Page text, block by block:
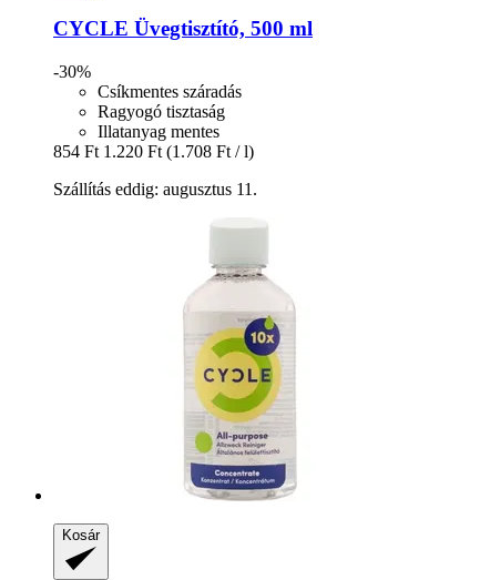
CYCLE Üvegtisztító, 500 ml
-30%
Csíkmentes száradás
Ragyogó tisztaság
Illatanyag mentes
854 Ft 1.220 Ft (1.708 Ft / l)
Szállítás eddig: augusztus 11.
Kosár